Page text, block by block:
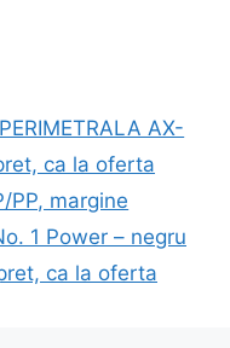
AX-
ca la oferta
PP, margine
1 Power – negru
ca la oferta